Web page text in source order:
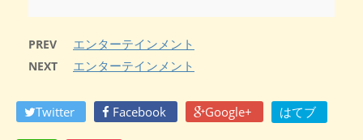
PREV エンターテインメント
NEXT エンターテインメント
Twitter Facebook Google+ はてブ